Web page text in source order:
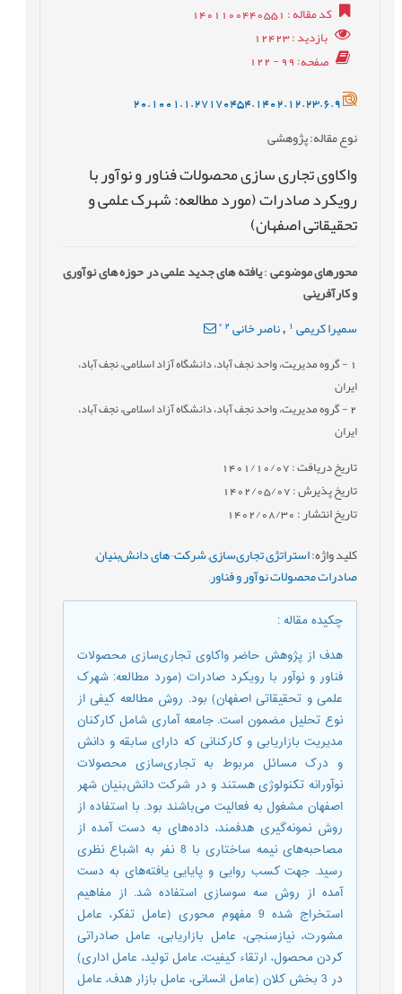
کد مقاله: 1401100440551
بازدید: 12423
صفحه: 99 - 122
20.1001.1.27170454.1402.12.23.6.9
نوع مقاله: پژوهشی
واکاوی تجاری سازی محصولات فناور و نوآور با
رویکرد صادرات (مورد مطالعه: شهرک علمی و
تحقیقاتی اصفهان)
محورهای موضوعی:یافته های جدید علمی در حوزه های نوآوری
و کارآفرینی
سمیرا کریمی , ناصر خانی 2
*
- گروه مدیریت، واحد نجف آباد، دانشگاه آزاد اسلامی، نجف آباد،
ایران
2- گروه مدیریت، واحد نجف آباد، دانشگاه آزاد اسلامی، نجف آباد،
ایران
تاریخ دریافت : 1401/10/07
تاریخ پذیرش : 1402/05/07
تاریخ انتشار : 1402/08/30
کلید واژه:استراتژی تجاری‌سازی,شرکت¬های دانش‌بنیان,
صادرات محصولات نوآور و فناور,
چکیده مقاله:
هدف از پژوهش حاضر واکاوی تجاری‌سازی محصولات
فناور و نوآور با رویکرد صادرات (مورد مطالعه: شهرک
علمی و تحقیقاتی اصفهان) بود. روش مطالعه کیفی از
نوع تحلیل مضمون است. جامعه آماری شامل کارکنان
مدیریت بازاریابی و کارکنانی که دارای سابقه و دانش
و درک مسائل مربوط به تجاری‌سازی محصولات
نوآورانه تکنولوژی هستند و در شرکت دانش‌بنیان شهر
اصفهان مشغول به فعالیت می‌باشند بود. با استفاده از
روش نمونه‌گیری هدفمند، داده‌های به دست آمده از
مصاحبه‌های نیمه ساختاری با 8 نفر به اشباع نظری
رسید. جهت کسب روایی و پایایی یافته‌های به دست
آمده از روش سه سوسازی استفاده شد. از مفاهیم
استخراج شده 9 مفهوم محوری (عامل تفکر، عامل
مشورت، نیازسنجی، عامل بازاریابی، عامل صادراتی
کردن محصول، ارتقاء کیفیت، عامل تولید، عامل اداری)
در 3 بخش کلان (عامل انسانی، عامل بازار هدف، عامل